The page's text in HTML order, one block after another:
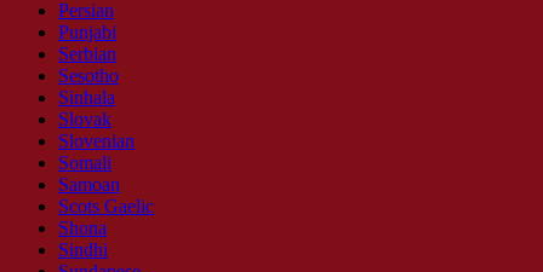
Persian
Punjabi
Serbian
Sesotho
Sinhala
Slovak
Slovenian
Somali
Samoan
Scots Gaelic
Shona
Sindhi